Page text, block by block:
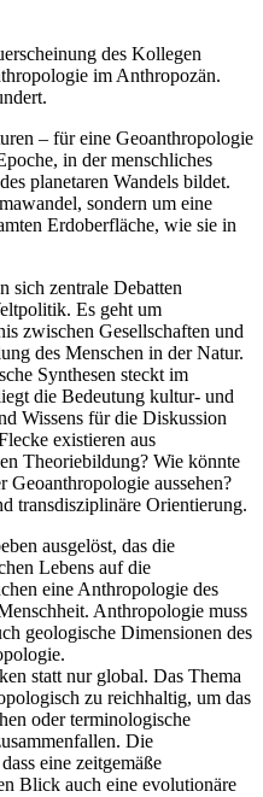
des Kollegen
im Anthropozän.
– für eine Geoanthropologie
in der menschliches
planetaren Wandels bildet.
sondern um eine
Erdoberfläche, wie sie in
sich zentrale Debatten
Es geht um
zwischen Gesellschaften und
des Menschen in der Natur.
Synthesen steckt im
die Bedeutung kultur- und
Wissens für die Diskussion
existieren aus
Theoriebildung? Wie könnte
Geoanthropologie aussehen?
transdisziplinäre Orientierung.
ausgelöst, das die
Lebens auf die
eine Anthropologie des
Anthropologie muss
geologische Dimensionen des
statt nur global. Das Thema
zu reichhaltig, um das
oder terminologische
Die
eine zeitgemäße
Blick auch eine evolutionäre